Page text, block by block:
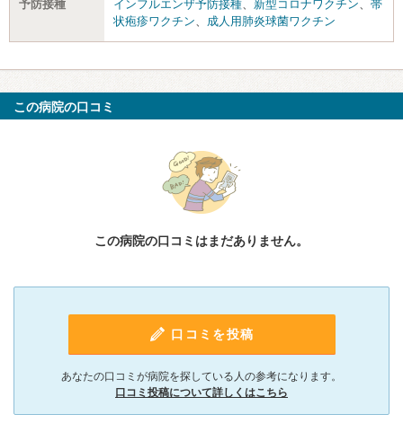
予防接種 インフルエンザ予防接種 新型コロナワクチン
帯
状疱疹ワクチン
成人用肺炎球菌ワクチン
この病院の口コミ
この病院の口コミはまだありません。
口コミを投稿
あなたの口コミが病院を探している人の参考になります。
口コミ投稿について詳しくはこちら